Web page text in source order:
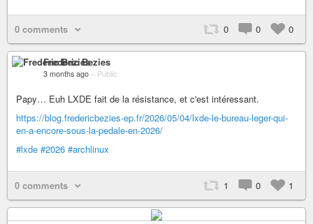
0 comments 0 0 0
Frederic Bezies
3 months ago – Public
Papy… Euh LXDE fait de la résistance, et c'est intéressant.
https://blog.fredericbezies-ep.fr/2026/05/04/lxde-le-bureau-leger-qui-
en-a-encore-sous-la-pedale-en-2026/
#lxde #2026 #archlinux
0 comments 1 0 1